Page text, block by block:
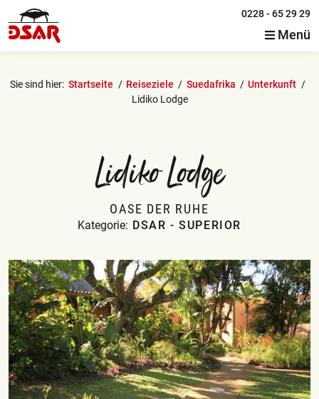
0228 - 65 29 29
Menü
Sie sind hier: Startseite Reiseziele Suedafrika
Unterkunft
Lidiko Lodge
Lidiko Lodge
OASE DER RUHE
Kategorie: DSAR - SUPERIOR